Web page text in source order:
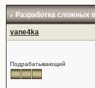
Разработка сложных
vane4ka
Подрабатывающий